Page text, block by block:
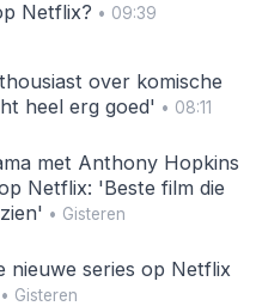
Netflix? • 09:39
over komische
heel erg goed' • 08:11
met Anthony Hopkins
Netflix: 'Beste film die
• Gisteren
nieuwe series op Netflix
• Gisteren